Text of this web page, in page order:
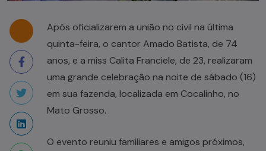
Após oficializarem a união no civil na última
quinta-feira, o cantor Amado Batista, de 74
anos, e a miss Calita Franciele, de 23, realizaram
uma grande celebração na noite de sábado (16)
em sua fazenda, localizada em Cocalinho, no
Mato Grosso.
O evento reuniu familiares e amigos próximos,